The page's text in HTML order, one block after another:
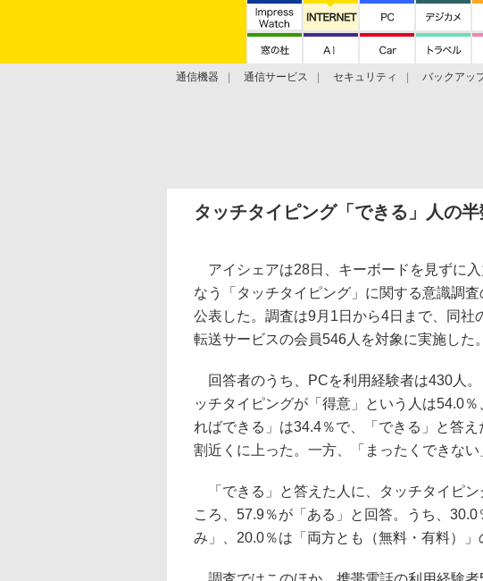
通信機器 通信サービス セキュリティ バックアッ
タッチタイピング「できる」人の
アイシェアは28日、キーボードを見ずに入
なう「タッチタイピング」に関する意識調査
公表した。調査は9月1日から4日まで、同社
転送サービスの会員546人を対象に実施した。
回答者のうち、PCを利用経験者は430人。
ッチタイピングが「得意」という人は54.0％
ればできる」は34.4％で、「できる」と答え
割近くに上った。一方、「まったくできない
「できる」と答えた人に、タッチタイピ
ころ、57.9％が「ある」と回答。うち、
み」、20.0％は「両方とも（無料・有料）」